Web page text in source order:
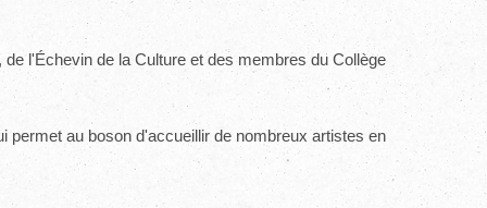
l'Échevin de la Culture et des membres du Collège
au boson d'accueillir de nombreux artistes en